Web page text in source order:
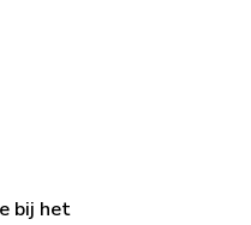
bij het